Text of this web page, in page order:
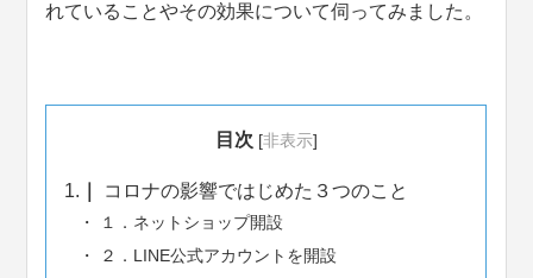
れていることやその効果について伺ってみました。
目次 [非表示]
1. コロナの影響ではじめた３つのこと
１．ネットショップ開設
２．LINE公式アカウントを開設